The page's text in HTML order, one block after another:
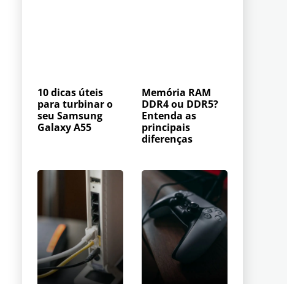
10 dicas úteis
para turbinar o
seu Samsung
Galaxy A55
Memória RAM
DDR4 ou DDR5?
Entenda as
principais
diferenças